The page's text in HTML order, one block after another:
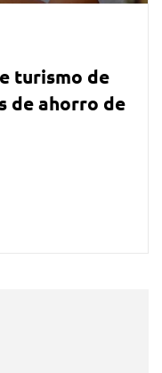
turismo de
de ahorro de